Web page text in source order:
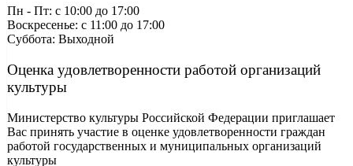
Пн - Пт: c 10:00 до 17:00
Воскресенье: c 11:00 до 17:00
Суббота: Выходной
Оценка удовлетворенности работой организаций
культуры
Министерство культуры Российской Федерации приглашает
Вас принять участие в оценке удовлетворенности граждан
работой государственных и муниципальных организаций
культуры